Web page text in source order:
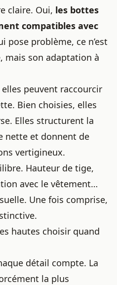
claire. Oui, les bottes
compatibles avec
pose problème, ce n’est
mais son adaptation à
peuvent raccourcir
Bien choisies, elles
Elles structurent la
nette et donnent de
vertigineux.
Hauteur de tige,
avec le vêtement…
Une fois comprise,
hautes choisir quand
détail compte. La
la plus